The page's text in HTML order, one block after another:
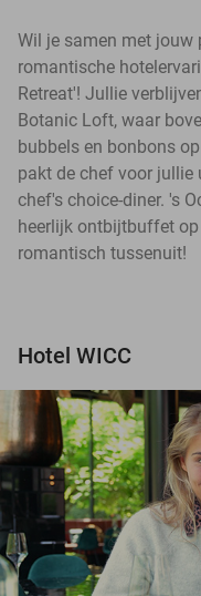
Wil je samen met jouw
romantische
Retreat'! Jullie
Botanic Loft, waar
bubbels en bonbons
pakt de chef voor jullie
chef's choice-diner. 's
heerlijk ontbijtbuffet
romantisch tussenuit!
Hotel WICC